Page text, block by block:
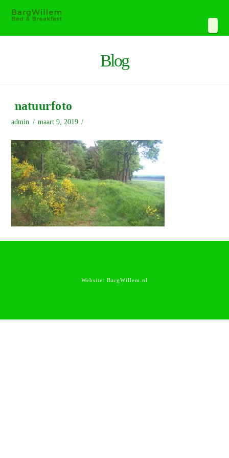
Blog
natuurfoto
admin maart 9, 2019
Website: BargWillem.nl